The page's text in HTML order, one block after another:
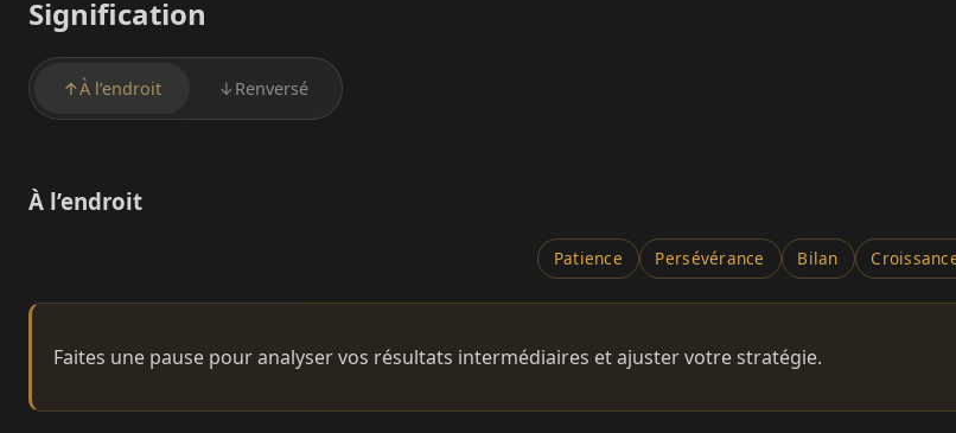
Signification
↑À l’endroit ↓ Renversé
À l’endroit
Patience Persévérance Bilan
Faites une pause pour analyser vos résultats intermédiaires et ajuster votre stratégie.